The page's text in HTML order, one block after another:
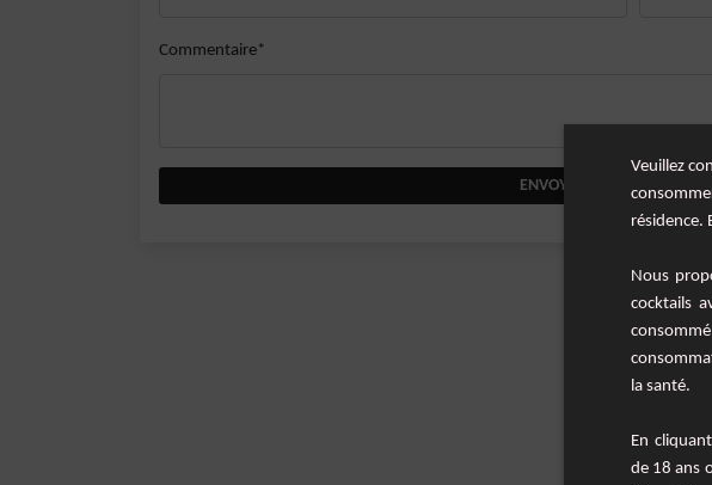
Commentaire*
ENVOYER VOTRE
Veuillez
résidence.
Nous
cocktails
la santé.
En
de 18 ans